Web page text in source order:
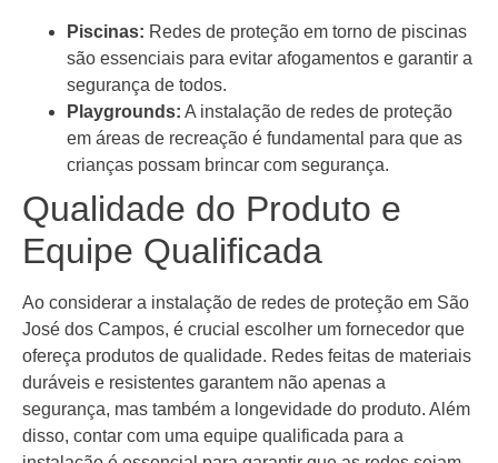
Piscinas: Redes de proteção em torno de piscinas
são essenciais para evitar afogamentos e garantir a
segurança de todos.
Playgrounds: A instalação de redes de proteção
em áreas de recreação é fundamental para que as
crianças possam brincar com segurança.
Qualidade do Produto e
Equipe Qualificada
Ao considerar a instalação de redes de proteção em São
José dos Campos, é crucial escolher um fornecedor que
ofereça produtos de qualidade. Redes feitas de materiais
duráveis e resistentes garantem não apenas a
segurança, mas também a longevidade do produto. Além
disso, contar com uma equipe qualificada para a